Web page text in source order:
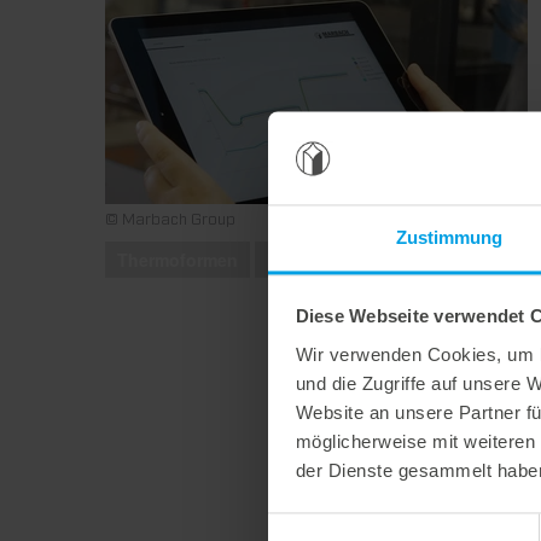
Zustimmung
Diese Webseite verwendet
Wir verwenden Cookies,
und die Zugriffe auf unsere
Website an unsere Partner
möglicherweise mit
der Dienste gesammelt
© Marbach Group